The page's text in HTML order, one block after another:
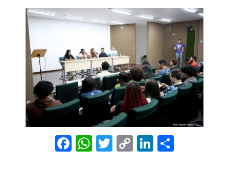
Facebook
WhatsApp
Twitter
CopyLinkedIn